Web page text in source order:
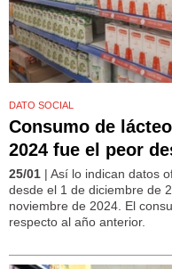
DATO SOCIAL
Consumo de
2024 fue el peor
25/01 | Así lo indican datos
desde el 1 de diciembre de
noviembre de 2024. El
respecto al año anterior.